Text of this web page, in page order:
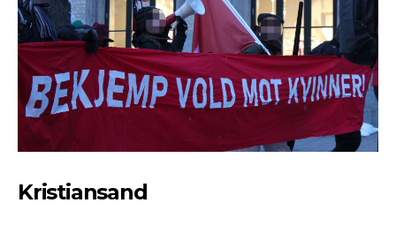
Kristiansand